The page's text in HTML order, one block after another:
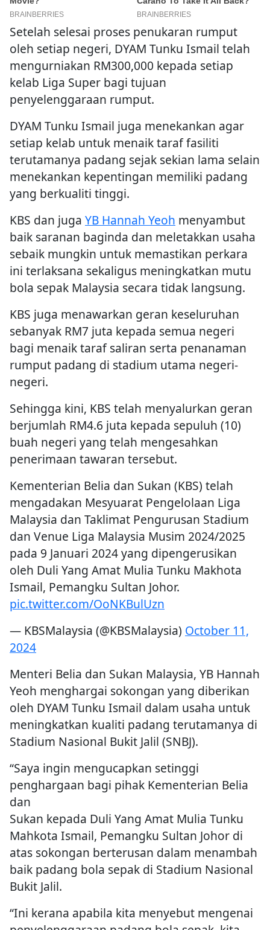
Setelah selesai proses penukaran rumput
oleh setiap negeri, DYAM Tunku Ismail telah
mengurniakan RM300,000 kepada setiap
kelab Liga Super bagi tujuan
penyelenggaraan rumput.
DYAM Tunku Ismail juga menekankan agar
setiap kelab untuk menaik taraf fasiliti
terutamanya padang sejak sekian lama selain
menekankan kepentingan memiliki padang
yang berkualiti tinggi.
KBS dan juga YB Hannah Yeoh menyambut
baik saranan baginda dan meletakkan usaha
sebaik mungkin untuk memastikan perkara
ini terlaksana sekaligus meningkatkan mutu
bola sepak Malaysia secara tidak langsung.
KBS juga menawarkan geran keseluruhan
sebanyak RM7 juta kepada semua negeri
bagi menaik taraf saliran serta penanaman
rumput padang di stadium utama negeri-
negeri.
Sehingga kini, KBS telah menyalurkan geran
berjumlah RM4.6 juta kepada sepuluh (10)
buah negeri yang telah mengesahkan
penerimaan tawaran tersebut.
Kementerian Belia dan Sukan (KBS) telah
mengadakan Mesyuarat Pengelolaan Liga
Malaysia dan Taklimat Pengurusan Stadium
dan Venue Liga Malaysia Musim 2024/2025
pada 9 Januari 2024 yang dipengerusikan
oleh Duli Yang Amat Mulia Tunku Makhota
Ismail, Pemangku Sultan Johor.
pic.twitter.com/OoNKBulUzn
— KBSMalaysia (@KBSMalaysia) October 11,
2024
Menteri Belia dan Sukan Malaysia, YB Hannah
Yeoh menghargai sokongan yang diberikan
oleh DYAM Tunku Ismail dalam usaha untuk
meningkatkan kualiti padang terutamanya di
Stadium Nasional Bukit Jalil (SNBJ).
“Saya ingin mengucapkan setinggi
penghargaan bagi pihak Kementerian Belia
dan
Sukan kepada Duli Yang Amat Mulia Tunku
Mahkota Ismail, Pemangku Sultan Johor di
atas sokongan berterusan dalam menambah
baik padang bola sepak di Stadium Nasional
Bukit Jalil.
“Ini kerana apabila kita menyebut mengenai